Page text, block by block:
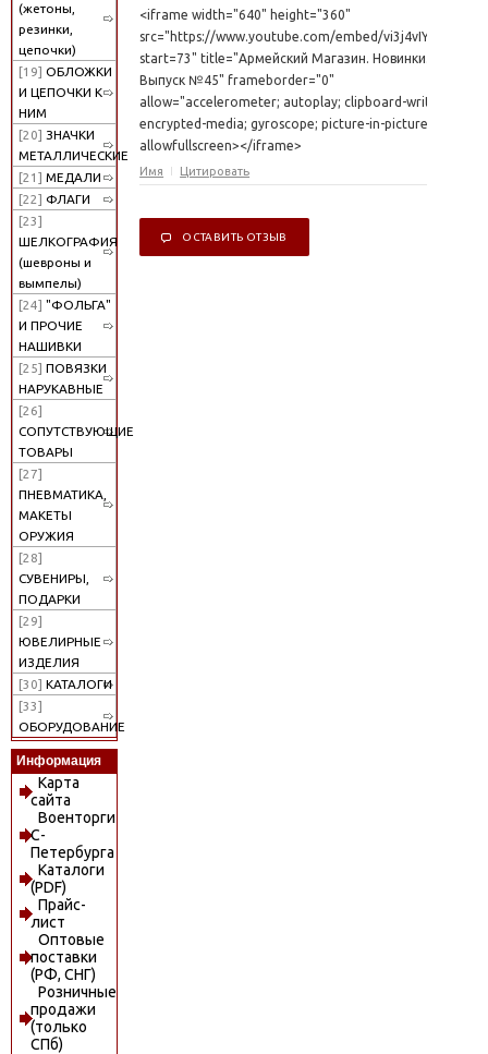
(жетоны,
резинки,
цепочки)
[19] ОБЛОЖКИ
И ЦЕПОЧКИ К
НИМ
[20] ЗНАЧКИ
МЕТАЛЛИЧЕСКИЕ
[21] МЕДАЛИ
[22] ФЛАГИ
[23]
ШЕЛКОГРАФИЯ
(шевроны и
вымпелы)
[24] "ФОЛЬГА"
И ПРОЧИЕ
НАШИВКИ
[25] ПОВЯЗКИ
НАРУКАВНЫЕ
[26]
СОПУТСТВУЮЩИЕ
ТОВАРЫ
[27]
ПНЕВМАТИКА,
МАКЕТЫ
ОРУЖИЯ
[28]
СУВЕНИРЫ,
ПОДАРКИ
[29]
ЮВЕЛИРНЫЕ
ИЗДЕЛИЯ
[30] КАТАЛОГИ
[33]
ОБОРУДОВАНИЕ
Информация
Карта
сайта
Военторги
С-
Петербурга
Каталоги
(PDF)
Прайс-
лист
Оптовые
поставки
(РФ, СНГ)
Розничные
продажи
(только
СПб)
<iframe width="640" height="360"
src="https://www.youtube.com/embed/vi3j4vIYm98?
start=73" title="Армейский Магазин. Новинки.
Выпуск №45" frameborder="0"
allow="accelerometer; autoplay; clipboard-write;
encrypted-media; gyroscope; picture-in-picture"
allowfullscreen></iframe>
Имя Цитировать
ОСТАВИТЬ ОТЗЫВ